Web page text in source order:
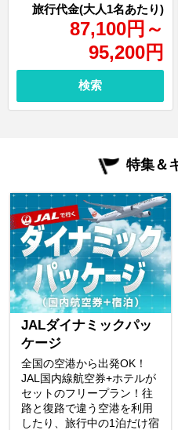
87,100円 ～
95,200円
検索
特集＆
JALダイナミックパッ
ケージ
全国の空港から出発OK！
JAL国内線航空券+ホテルが
セットのフリープラン！往
路と復路で違う空港を利用
したり、旅行中の1泊だけ宿